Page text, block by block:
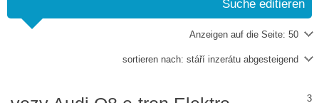
Suche editieren
Anzeigen auf die Seite: 50
sortieren nach: stáří inzerátu abgesteigend
3